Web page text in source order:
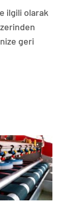
ilgili olarak
geri